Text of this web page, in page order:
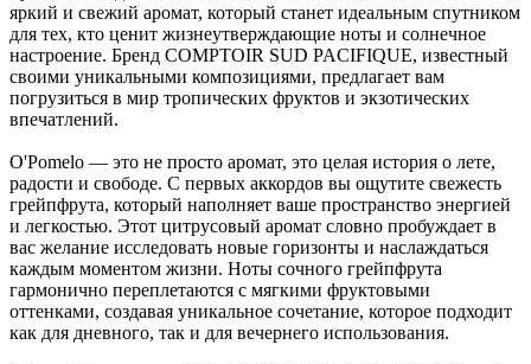
яркий и свежий аромат, который станет идеальным спутником
для тех, кто ценит жизнеутверждающие ноты и солнечное
настроение. Бренд COMPTOIR SUD PACIFIQUE, известный
своими уникальными композициями, предлагает вам
погрузиться в мир тропических фруктов и экзотических
впечатлений.
O'Pomelo — это не просто аромат, это целая история о лете,
радости и свободе. С первых аккордов вы ощутите свежесть
грейпфрута, который наполняет ваше пространство энергией
и легкостью. Этот цитрусовый аромат словно пробуждает в
вас желание исследовать новые горизонты и наслаждаться
каждым моментом жизни. Ноты сочного грейпфрута
гармонично переплетаются с мягкими фруктовыми
оттенками, создавая уникальное сочетание, которое подходит
как для дневного, так и для вечернего использования.